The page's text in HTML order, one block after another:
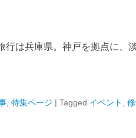
は兵庫県。神戸を拠点に、
特集ページ | Tagged イベント